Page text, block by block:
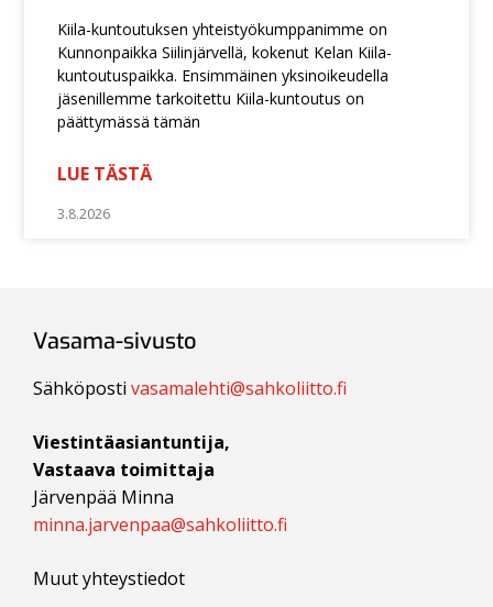
Kiila-kuntoutuksen yhteistyökumppanimme on
Kunnonpaikka Siilinjärvellä, kokenut Kelan Kiila-
kuntoutuspaikka. Ensimmäinen yksinoikeudella
jäsenillemme tarkoitettu Kiila-kuntoutus on
päättymässä tämän
LUE TÄSTÄ
3.8.2026
Vasama-sivusto
Sähköpostivasamalehti@sahkoliitto.fi
Viestintäasiantuntija,
Vastaava toimittaja
Järvenpää Minna
minna.jarvenpaa@sahkoliitto.fi
Muut yhteystiedot